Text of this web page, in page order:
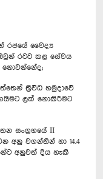
රජයේ වෛද්‍ය
රටට කළ සේවය
ත්‍රිවිධ හමුදාවේ
ලක් නොකිරීමට
සංග්‍රහයේ II
අනු වගන්තීන් හා 14.4
අනුවත් දිය හැකි